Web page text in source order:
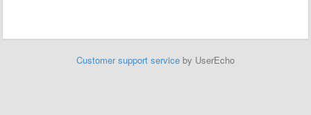
Customer support service by UserEcho